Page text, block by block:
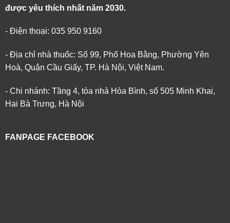
được yêu thích nhất năm 2030.
- Điện thoại: 035 950 9160
- Địa chỉ nhà thuốc: Số 99, Phố Hoa Bằng, Phường Yên
Hoà, Quận Cầu Giấy, TP. Hà Nội, Việt Nam.
- Chi nhánh: Tầng 4, tòa nhà Hòa Bình, số 505 Minh Khai,
Hai Bà Trưng, Hà Nội
FANPAGE FACEBOOK